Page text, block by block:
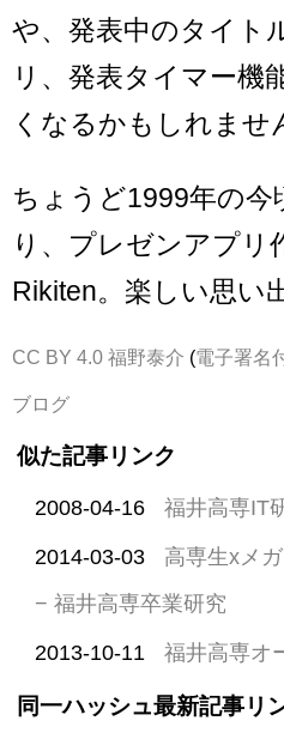
や、発表中のタイト
リ、発表タイマー機
くなるかもしれませ
ちょうど1999年の今
り、プレゼンアプリ
Rikiten。楽しい思い
CC BY 4.0 福野泰介 (電子署名
ブログ
似た記事リンク
2008-04-16 福井高専IT
2014-03-03
高専生xメ
− 福井高専卒業研究
2013-10-11 福井高専オ
同一ハッシュ最新記事リ